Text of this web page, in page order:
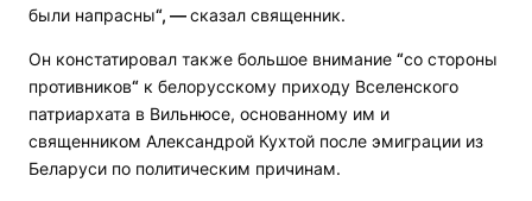
были напрасны“, —сказал священник.
Он констатировал также большое внимание “со стороны
противников“ к белорусскому приходу Вселенского
патриархата в Вильнюсе, основанному им и
священником Александрой Кухтой после эмиграции из
Беларуси по политическим причинам.